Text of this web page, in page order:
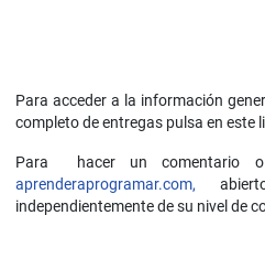
Para acceder a la información
completo de entregas pulsa en este
Para hacer un comentario
aprenderaprogramar.com,
independientemente de su nivel de